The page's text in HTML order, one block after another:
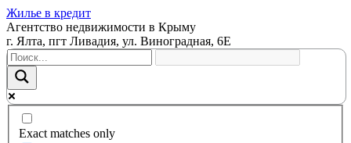
Жилье в кредит
Агентство недвижимости в Крыму
г. Ялта, пгт Ливадия, ул. Виноградная, 6Е
Exact matches only